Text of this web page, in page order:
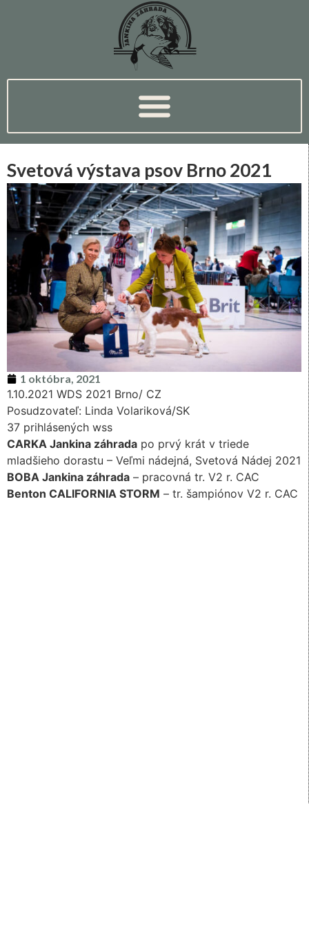
Svetová výstava psov Brno 2021
1 októbra, 2021
1.10.2021 WDS 2021 Brno/ CZ
Posudzovateľ: Linda Volariková/SK
37 prihlásených wss
CARKA Jankina záhrada po prvý krát v triede
mladšieho dorastu – Veľmi nádejná, Svetová Nádej 2021
BOBA Jankina záhrada – pracovná tr. V2 r. CAC
Benton CALIFORNIA STORM – tr. šampiónov V2 r. CAC